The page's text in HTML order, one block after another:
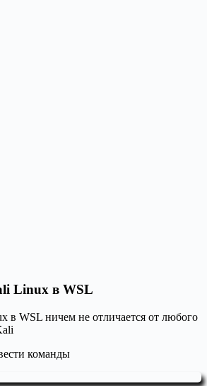
Linux в WSL
в WSL ничем не отличается от любого
команды